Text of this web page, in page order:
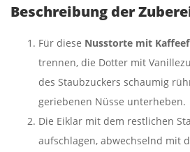
Beschreibung der
Für diese Nusstorte mit
trennen, die Dotter mit
des Staubzuckers schaumig
geriebenen Nüsse unterheben.
Die Eiklar mit dem restlichen
aufschlagen, abwechselnd mit